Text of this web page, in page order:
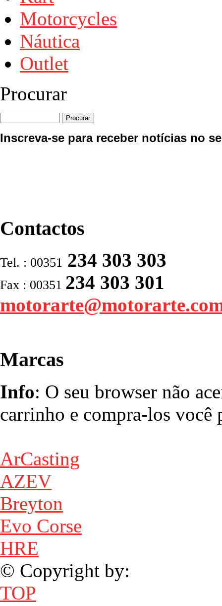
Motorcycles
Náutica
Outlet
Procurar
Inscreva-se para receber notícias no
Contactos
Tel. : 00351 234 303 303
Fax : 00351 234 303 301
Marcas
Info: O seu browser não
carrinho e compra-los você
ArCasting
AZEV
Breyton
Evo Corse
HRE
© Copyright by:
TOP